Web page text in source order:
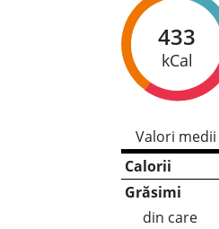
433
kCal
Valori
Calorii
Grăsimi
din care